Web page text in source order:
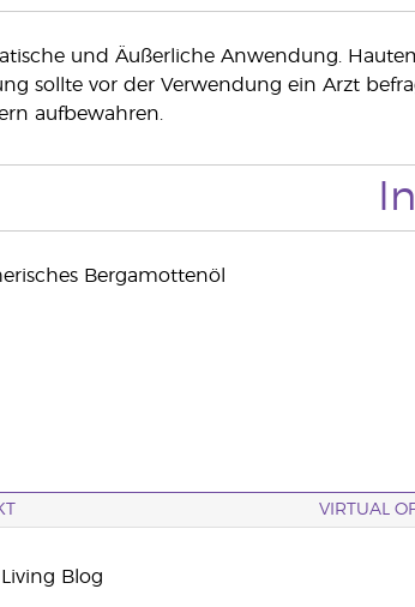
und Äußerliche Anwendung.
sollte vor der Verwendung ein Arzt
aufbewahren.
Bergamottenöl
VIRTUAL
Blog